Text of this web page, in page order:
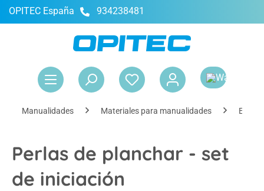
principal
OPITEC España 934238481
Manualidades Materiales para manualidades
Perlas de planchar - set
de iniciación